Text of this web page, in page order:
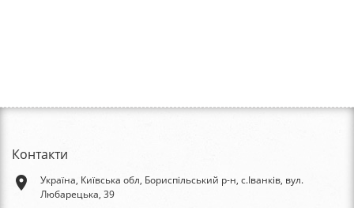
Контакти
place
Україна, Київська обл, Бориспільський р-н, с.Іванків, вул.
Любарецька, 39